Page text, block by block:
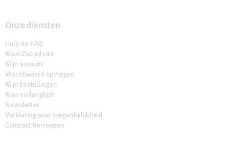
Onze diensten
Hulp en FAQ
Maxi Zoo advies
Mijn account
Wachtwoord opvragen
Mijn bestellingen
Mijn verlanglijst
Newsletter
Verklaring over toegankelijkheid
Contract herroepen